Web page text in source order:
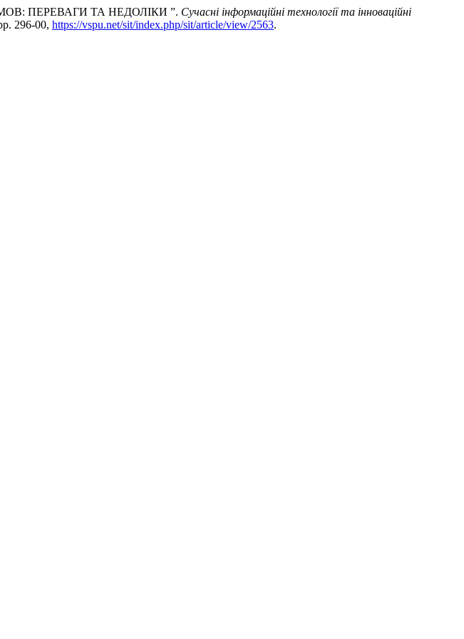
МОВ: ПЕРЕВАГИ ТА НЕДОЛІКИ ”. Сучасні інформаційні технології та інноваційні
296-00, https://vspu.net/sit/index.php/sit/article/view/2563.